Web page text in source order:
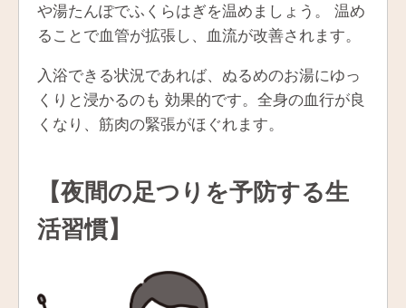
や湯たんぽでふくらはぎを温めましょう。 温め
ることで血管が拡張し、血流が改善されます。
入浴できる状況であれば、ぬるめのお湯にゆっ
くりと浸かるのも 効果的です。全身の血行が良
くなり、筋肉の緊張がほぐれます。
【夜間の足つりを予防する生
活習慣】